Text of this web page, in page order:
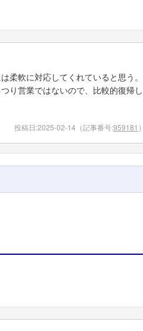
柔軟に対応してくれていると思う。
り営業ではないので、比較的復帰し
投稿日:2025-02-14 （記事番号:959181 ）